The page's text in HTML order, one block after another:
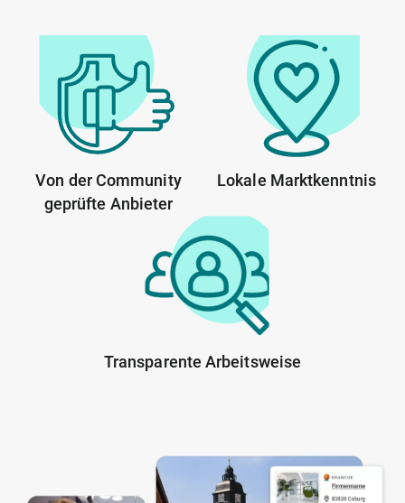
Von der Community
geprüfte Anbieter
Lokale Marktkenntnis
Transparente Arbeitsweise